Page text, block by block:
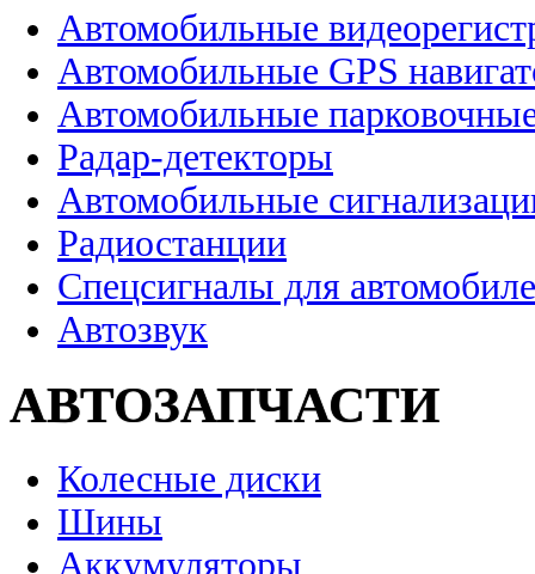
Автомобильные
Автомобильные GPS
Автомобильные
Радар-детекторы
Автомобильные
Радиостанции
Спецсигналы для
Автозвук
АВТОЗАПЧАСТИ
Колесные диски
Шины
Аккумуляторы